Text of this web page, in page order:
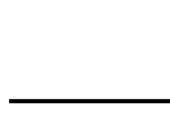
ทำให้ MUT MAX เป็นที่พูดถึงตั้งแต่เปิด